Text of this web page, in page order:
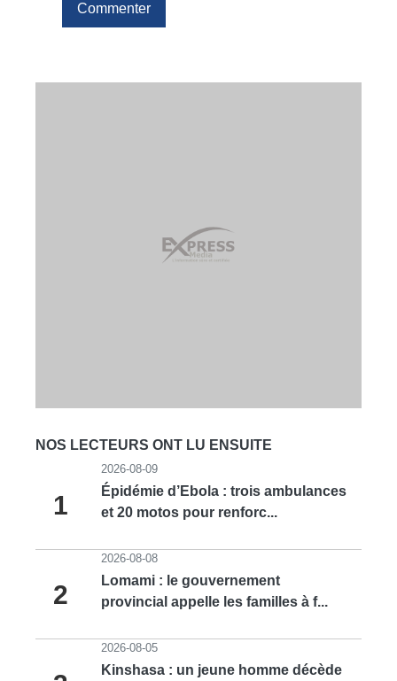
Commenter
NOS LECTEURS ONT LU ENSUITE
1
2026-08-09
Épidémie d’Ebola : trois ambulances
et 20 motos pour renforc...
2
2026-08-08
Lomami : le gouvernement
provincial appelle les familles à f...
2026-08-05
Kinshasa : un jeune homme décède